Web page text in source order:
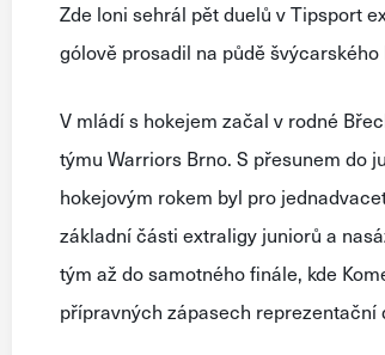
Zde loni sehrál pětduelů vTipsport
gólově prosadil na půdě švýcarského
V mládís hokejem začal v rodné
týmu Warriors Brno. S přesunem do
hokejovým rokem byl pro
základníčásti extraligy juniorů a
tým až dosamotnéhofinále, kde
přípravných zápasech reprezentační